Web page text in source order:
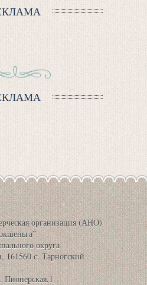
организация (АНО)
округа
161560 с. Тарногский
Пионерская,1